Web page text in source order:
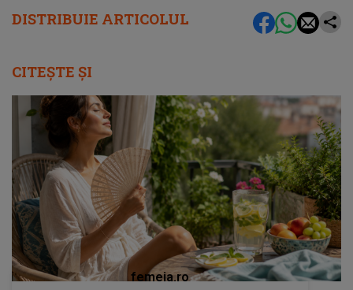
DISTRIBUIE ARTICOLUL
CITEȘTE ȘI
femeia.ro